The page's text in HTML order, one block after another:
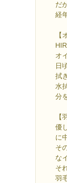
だ
経
【
オ
日
拭
水
分
【
優
に
そ
な
そ
羽